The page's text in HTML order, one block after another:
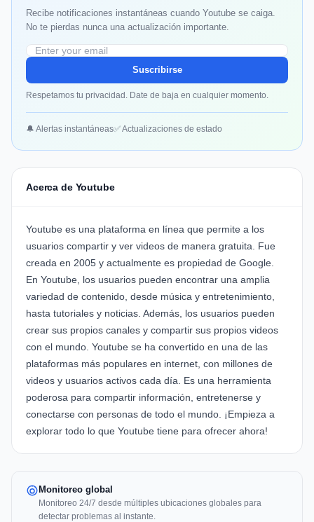
Recibe notificaciones instantáneas cuando Youtube se caiga.
No te pierdas nunca una actualización importante.
Suscribirse
Respetamos tu privacidad. Date de baja en cualquier momento.
🔔 Alertas instantáneas✅ Actualizaciones de estado
Acerca de Youtube
Youtube es una plataforma en línea que permite a los
usuarios compartir y ver videos de manera gratuita. Fue
creada en 2005 y actualmente es propiedad de Google.
En Youtube, los usuarios pueden encontrar una amplia
variedad de contenido, desde música y entretenimiento,
hasta tutoriales y noticias. Además, los usuarios pueden
crear sus propios canales y compartir sus propios videos
con el mundo. Youtube se ha convertido en una de las
plataformas más populares en internet, con millones de
videos y usuarios activos cada día. Es una herramienta
poderosa para compartir información, entretenerse y
conectarse con personas de todo el mundo. ¡Empieza a
explorar todo lo que Youtube tiene para ofrecer ahora!
Monitoreo global
Monitoreo 24/7 desde múltiples ubicaciones globales para
detectar problemas al instante.